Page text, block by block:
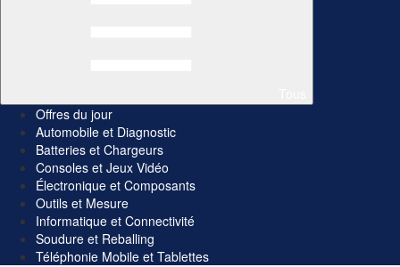
Offres du jour
Automobile et Diagnostic
Batteries et Chargeurs
Consoles et Jeux Vidéo
Électronique et Composants
Outils et Mesure
Informatique et Connectivité
Soudure et Reballing
Téléphonie Mobile et Tablettes